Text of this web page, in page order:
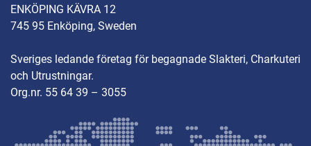
ENKÖPING KÄVRA 12
745 95 Enköping, Sweden
Sveriges ledande företag för begagnade Slakteri, Charkuteri
och Utrustningar.
Org.nr. 55 64 39 – 3055